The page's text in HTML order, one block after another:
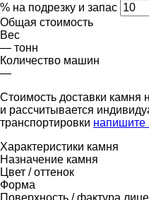
% на подрезку и запас
Общая стоимость
Вес
— тонн
Количество машин
—
Стоимость доставки камня
и рассчитывается
транспортировки напишите
Характеристики камня
Назначение камня
Цвет / оттенок
Форма
Поверхность / фактура